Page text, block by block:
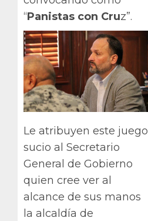
“Panistas con Cruz”.
Le atribuyen este juego
sucio al Secretario
General de Gobierno
quien cree ver al
alcance de sus manos
la alcaldía de